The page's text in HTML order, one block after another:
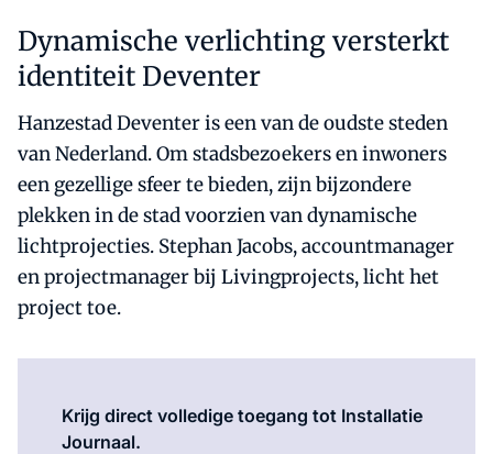
Dynamische verlichting versterkt
identiteit Deventer
Hanzestad Deventer is een van de oudste steden
van Nederland. Om stadsbezoekers en inwoners
een gezellige sfeer te bieden, zijn bijzondere
plekken in de stad voorzien van dynamische
lichtprojecties. Stephan Jacobs, accountmanager
en projectmanager bij Livingprojects, licht het
project toe.
Krijg direct volledige toegang tot Installatie
Journaal.